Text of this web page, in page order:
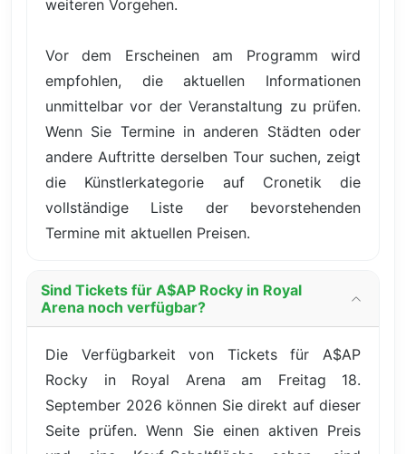
weiteren Vorgehen.
Vor dem Erscheinen am Programm wird
empfohlen, die aktuellen Informationen
unmittelbar vor der Veranstaltung zu prüfen.
Wenn Sie Termine in anderen Städten oder
andere Auftritte derselben Tour suchen, zeigt
die Künstlerkategorie auf Cronetik die
vollständige Liste der bevorstehenden
Termine mit aktuellen Preisen.
Sind Tickets für A$AP Rocky in Royal
Arena noch verfügbar?
Die Verfügbarkeit von Tickets für A$AP
Rocky in Royal Arena am Freitag 18.
September 2026 können Sie direkt auf dieser
Seite prüfen. Wenn Sie einen aktiven Preis